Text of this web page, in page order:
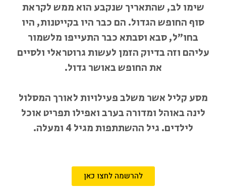
שימו לב, שהתאריך שנקבע הוא ממש לקראת
סוף החופש הגדול. הם כבר היו בקייטנות, היו
בחו”ל, סבא וסבתא כבר התעייפו מלשמור
עליהם וזה בדיוק הזמן לעשות גרוטראלי ולסיים
את החופש באושר גדול.
מסע קליל אשר משלב פעילויות לאורך המסלול
לינה באוהל ומדורה בערב ואפילו תפריט אוכל
לילדים. גיל ההשתתפות מגיל 4 ומעלה.
להרשמה לחצו כאן